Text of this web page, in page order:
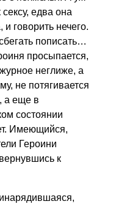
сексу, едва она
и говорить нечего.
пописать…
просыпается,
неглиже, а
не потягивается
а еще в
состоянии
Имеющийся,
Героини
к